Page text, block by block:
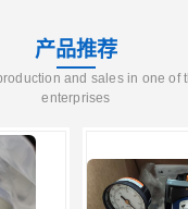
产品推荐
and sales in one of
enterprises